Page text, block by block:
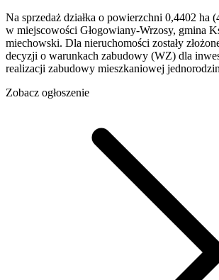
Na sprzedaż działka o powierzchni 0,4402 ha
w miejscowości Głogowiany-Wrzosy, gmina
miechowski. Dla nieruchomości zostały
decyzji o warunkach zabudowy (WZ) dla
realizacji zabudowy mieszkaniowej
Zobacz ogłoszenie